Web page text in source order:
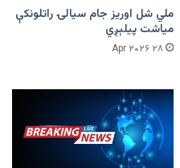
ملي شل اوریز جام سیالۍ راتلونکې
میاشت پیلېږي
۲۸ Apr ۲۰۲۶